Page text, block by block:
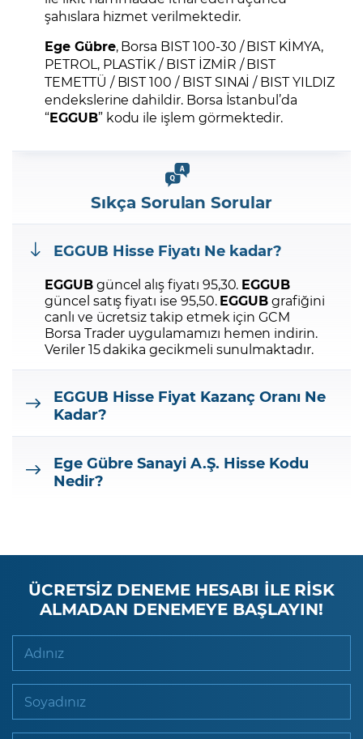
şahıslara hizmet verilmektedir.
Ege Gübre, Borsa BIST 100-30 / BIST KİMYA,
PETROL, PLASTİK / BIST İZMİR / BIST
TEMETTÜ / BIST 100 / BIST SINAİ / BIST YILDIZ
endekslerine dahildir. Borsa İstanbul’da
“EGGUB” kodu ile işlem görmektedir.
Sıkça Sorulan Sorular
EGGUB Hisse Fiyatı Ne kadar?
EGGUBgüncel alış fiyatı 95,30. EGGUB
güncel satış fiyatı ise 95,50.EGGUBgrafiğini
canlı ve ücretsiz takip etmek için GCM
Borsa Trader uygulamamızı hemen indirin.
Veriler 15 dakika gecikmeli sunulmaktadır.
EGGUB Hisse Fiyat Kazanç Oranı Ne
Kadar?
Ege Gübre Sanayi A.Ş. Hisse Kodu
Nedir?
ÜCRETSİZ DENEME HESABI İLE RİSK
ALMADAN DENEMEYE BAŞLAYIN!
Adınız
Soyadınız